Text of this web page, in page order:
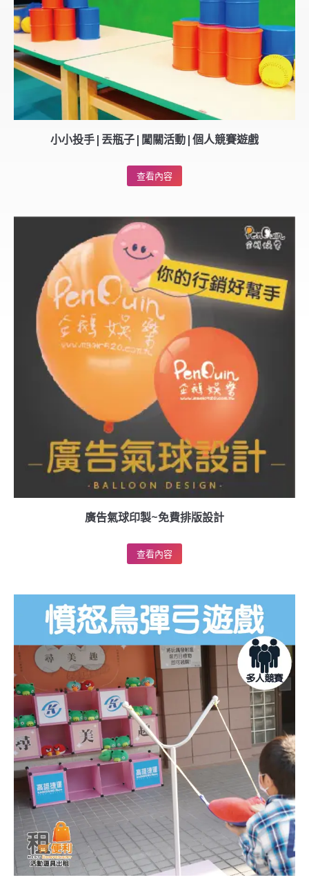
小小投手|丟瓶子|闖關活動|個人競賽遊戲
查看內容
廣告氣球印製~免費排版設計
查看內容